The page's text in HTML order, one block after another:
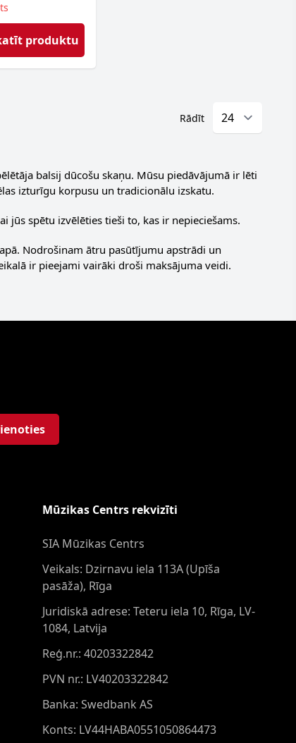
produktu
Rādīt
balsij dūcošu skaņu. Mūsu piedāvājumā ir lēti
izturīgu korpusu un tradicionālu izskatu.
jūs spētu izvēlēties tieši to, kas ir nepieciešams.
Nodrošinam ātru pasūtījumu apstrādi un
ir pieejami vairāki droši maksājuma veidi.
Mūzikas Centrs rekvizīti
SIA Mūzikas Centrs
Veikals: Dzirnavu iela 113A (Upīša
pasāža), Rīga
Juridiskā adrese: Teteru iela 10, Rīga, LV-
1084, Latvija
Reģ.nr.: 40203322842
PVN nr.: LV40203322842
Banka: Swedbank AS
Konts: LV44HABA0551050864473